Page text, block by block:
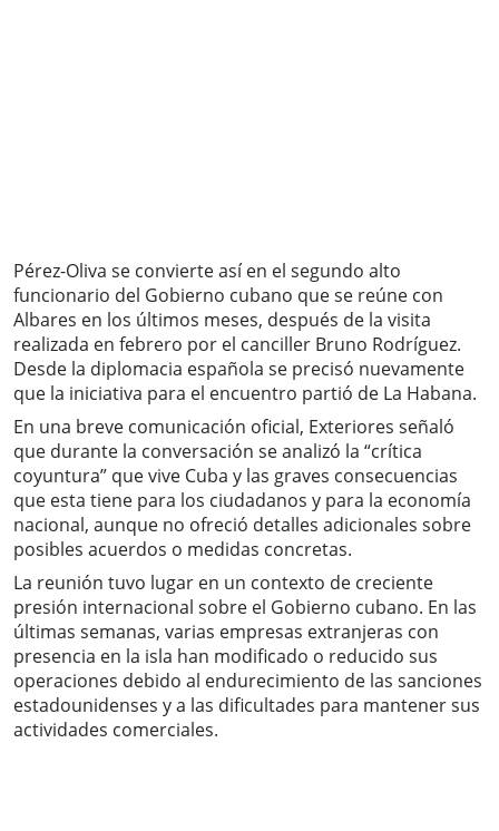
Pérez-Oliva se convierte así en el segundo alto
funcionario del Gobierno cubano que se reúne con
Albares en los últimos meses, después de la visita
realizada en febrero por el canciller Bruno Rodríguez.
Desde la diplomacia española se precisó nuevamente
que la iniciativa para el encuentro partió de La Habana.
En una breve comunicación oficial, Exteriores señaló
que durante la conversación se analizó la “crítica
coyuntura” que vive Cuba y las graves consecuencias
que esta tiene para los ciudadanos y para la economía
nacional, aunque no ofreció detalles adicionales sobre
posibles acuerdos o medidas concretas.
La reunión tuvo lugar en un contexto de creciente
presión internacional sobre el Gobierno cubano. En las
últimas semanas, varias empresas extranjeras con
presencia en la isla han modificado o reducido sus
operaciones debido al endurecimiento de las sanciones
estadounidenses y a las dificultades para mantener sus
actividades comerciales.